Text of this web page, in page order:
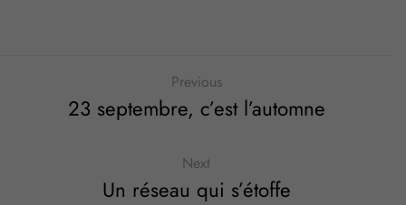
Previous
23 septembre, c’est l’automne
Next
Un réseau qui s’étoffe